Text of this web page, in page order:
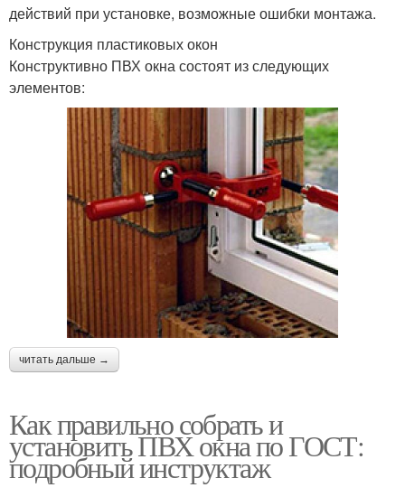
действий при установке, возможные ошибки монтажа.
Конструкция пластиковых окон
Конструктивно ПВХ окна состоят из следующих
элементов:
читать дальше →
Как правильно собрать и
установить ПВХ окна по ГОСТ:
подробный инструктаж